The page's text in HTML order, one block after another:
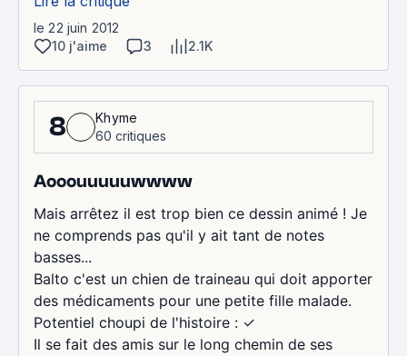
le 22 juin 2012
10 j'aime
3 2.1K
8
Khyme
60 critiques
Aooouuuuuwwww
Mais arrêtez il est trop bien ce dessin animé ! Je
ne comprends pas qu'il y ait tant de notes
basses...
Balto c'est un chien de traineau qui doit apporter
des médicaments pour une petite fille malade.
Potentiel choupi de l'histoire : ✓
Il se fait des amis sur le long chemin de ses